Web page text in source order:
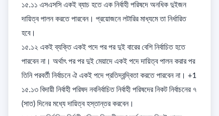
১৫.১১ এসএসসি একই ব্যাচ হতে এক নির্বাহী পরিষদে অনধিক দুইজন
দায়িত্ব পালন করতে পারবেন। প্রয়োজনে লটারির মাধ্যমে তা নির্ধারিত
হবে।
১৫.১২ একই ব্যক্তি একই পদে পর পর দুই বারের বেশি নির্বাচিত হতে
পারবেন না। অর্থাৎ পর পর দুই মেয়াদে একই পদে দায়িত্ব পালন করার পর
তিনি পরবর্তী নির্বাচনে ঐ একই পদে প্রতিদ্বন্দ্বিতা করতে পারবেন না। +1
১৫.১৩ বিদায়ী নির্বাহী পরিষদ নবনির্বাচিত নির্বাহী পরিষদের নিকট নির্বাচনের ৭
(সাত) দিনের মধ্যে দায়িত্ব হস্তান্তর করবেন।